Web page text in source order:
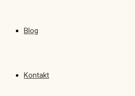
Blog
Kontakt